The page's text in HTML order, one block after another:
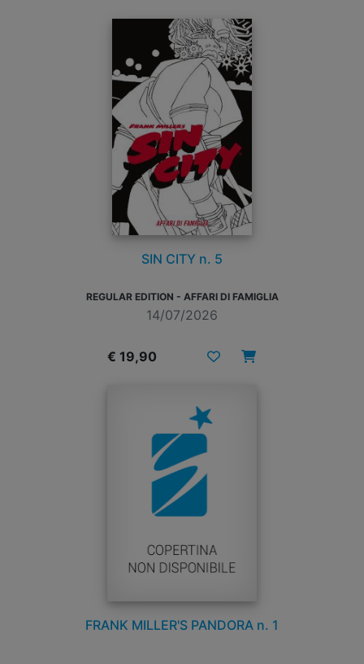
SIN CITY n. 5
REGULAR EDITION - AFFARI DI FAMIGLIA
14/07/2026
€ 19,90
FRANK MILLER'S PANDORA n. 1